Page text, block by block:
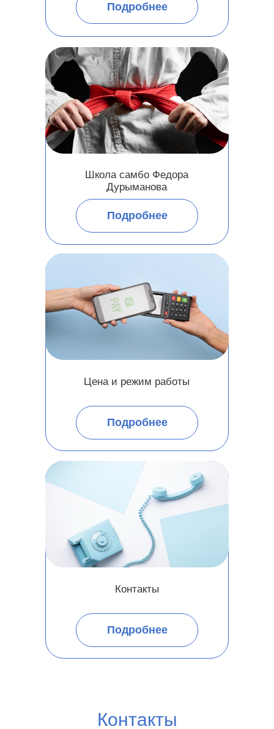
Подробнее
Цена и режим работы
Подробнее
Контакты
Подробнее
Школа самбо Федора
Дурыманова
Подробнее
Контакты